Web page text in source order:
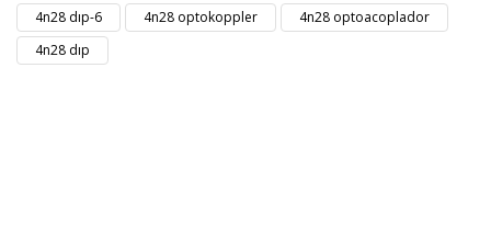
4n28 dıp-6
4n28 optokoppler
4n28 optoacoplador
4n28 dıp